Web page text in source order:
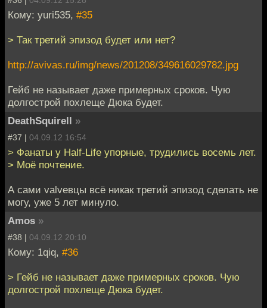
Кому: yuri535, #35
> Так третий эпизод будет или нет?
http://avivas.ru/img/news/201208/349616029782.jpg
Гейб не называет даже примерных сроков. Чую
долгострой похлеще Дюка будет.
DeathSquirell »
#37 | 04.09.12 16:54
> Фанаты у Half-Life упорные, трудились восемь лет.
> Моё почтение.
А сами valveвцы всё никак третий эпизод сделать не
могу, уже 5 лет минуло.
Amos »
#38 | 04.09.12 20:10
Кому: 1qiq, #36
> Гейб не называет даже примерных сроков. Чую
долгострой похлеще Дюка будет.